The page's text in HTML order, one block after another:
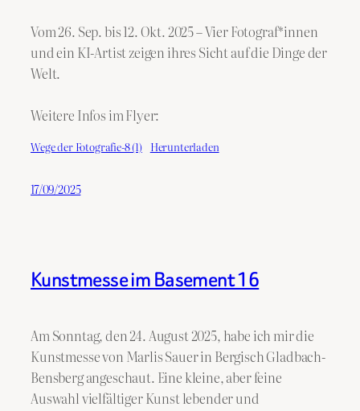
Vom 26. Sep. bis 12. Okt. 2025 – Vier Fotograf*innen
und ein KI-Artist zeigen ihres Sicht auf die Dinge der
Welt.
Weitere Infos im Flyer:
Wege der Fotografie-8 (1) Herunterladen
17/09/2025
Kunstmesse im Basement 16
Am Sonntag, den 24. August 2025, habe ich mir die
Kunstmesse von Marlis Sauer in Bergisch Gladbach-
Bensberg angeschaut. Eine kleine, aber feine
Auswahl vielfältiger Kunst lebender und